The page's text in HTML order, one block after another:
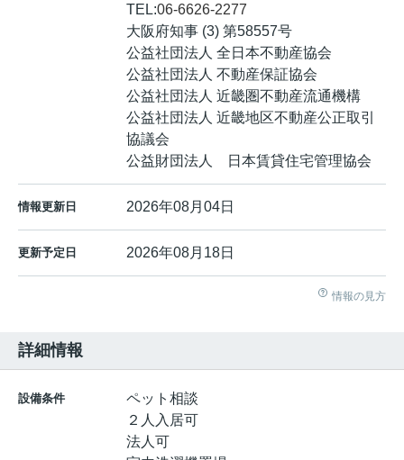
TEL:06-6626-2277
大阪府知事 (3) 第58557号
公益社団法人 全日本不動産協会
公益社団法人 不動産保証協会
公益社団法人 近畿圏不動産流通機構
公益社団法人 近畿地区不動産公正取引
協議会
公益財団法人 日本賃貸住宅管理協会
情報更新日 2026年08月04日
更新予定日 2026年08月18日
情報の見方
詳細情報
設備条件
ペット相談
２人入居可
法人可